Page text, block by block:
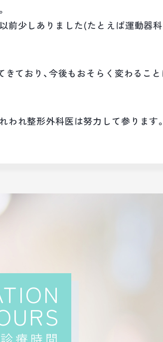
前少しありました(たとえば運動器
きており、今後もおそらく変わるこ
われ整形外科医は努力して参ります。